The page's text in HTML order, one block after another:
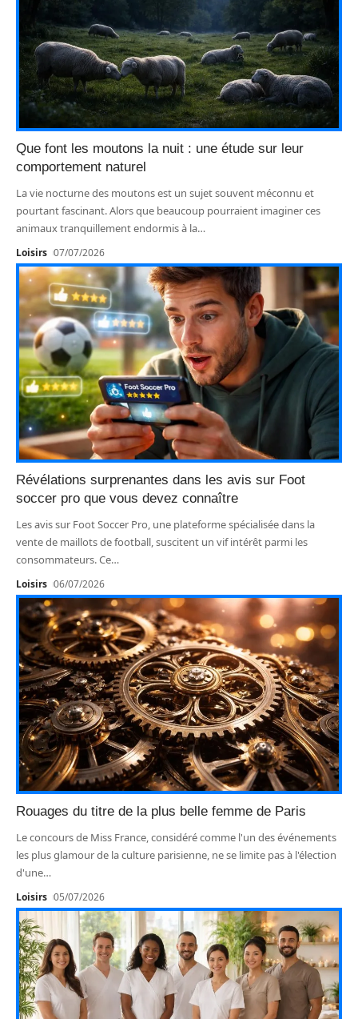
Que font les moutons la nuit : une étude sur leur
comportement naturel
La vie nocturne des moutons est un sujet souvent méconnu et
pourtant fascinant. Alors que beaucoup pourraient imaginer ces
animaux tranquillement endormis à la…
Loisirs 07/07/2026
Révélations surprenantes dans les avis sur Foot
soccer pro que vous devez connaître
Les avis sur Foot Soccer Pro, une plateforme spécialisée dans la
vente de maillots de football, suscitent un vif intérêt parmi les
consommateurs. Ce…
Loisirs 06/07/2026
Rouages du titre de la plus belle femme de Paris
Le concours de Miss France, considéré comme l'un des événements
les plus glamour de la culture parisienne, ne se limite pas à l'élection
d'une…
Loisirs 05/07/2026